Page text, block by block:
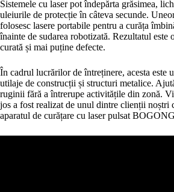
Sistemele cu laser pot îndepărta grăsimea,
uleiurile de protecție în câteva secunde.
folosesc lasere portabile pentru a curăța
înainte de sudarea robotizată. Rezultatul este
curată și mai puține defecte.
În cadrul lucrărilor de întreținere, acesta este
utilaje de construcții și structuri metalice.
ruginii fără a întrerupe activitățile din zonă.
jos a fost realizat de unul dintre clienții noștri
aparatul de curățare cu laser pulsat